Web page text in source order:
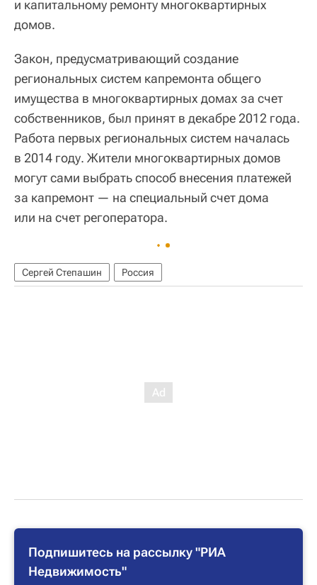
и капитальному ремонту многоквартирных
домов.
Закон, предусматривающий создание
региональных систем капремонта общего
имущества в многоквартирных домах за счет
собственников, был принят в декабре 2012 года.
Работа первых региональных систем началась
в 2014 году. Жители многоквартирных домов
могут сами выбрать способ внесения платежей
за капремонт — на специальный счет дома
или на счет регоператора.
Сергей Степашин Россия
Подпишитесь на рассылку "РИА
Недвижимость"